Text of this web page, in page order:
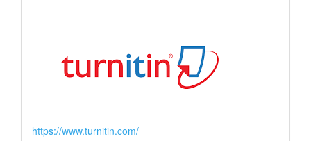
https://www.turnitin.com/